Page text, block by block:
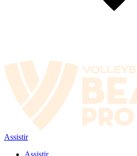
Assistir
Assistir